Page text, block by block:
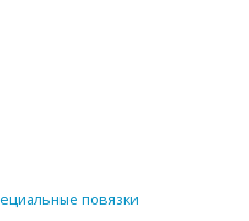
повязки